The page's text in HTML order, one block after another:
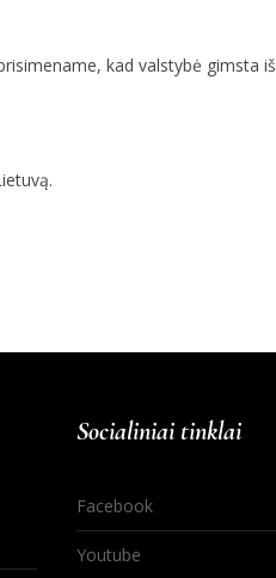
kad valstybė gimsta iš
Socialiniai tinklai
Facebook
Youtube